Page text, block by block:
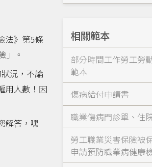
法》第5條
」。
況，不論
用人數！因
解答，嘿
相關範本
部分時間工作勞工勞
範本
傷病給付申請書
職業傷病門診單、住
勞工職業災害保險被
申請預防職業病健康